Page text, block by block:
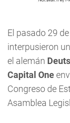
El pasado 29
interpusieron
el alemán
Capital One
Congreso de
Asamblea